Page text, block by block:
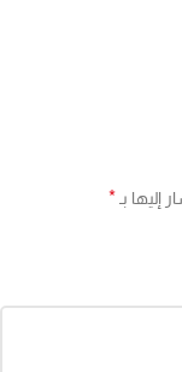
إليها بـ *